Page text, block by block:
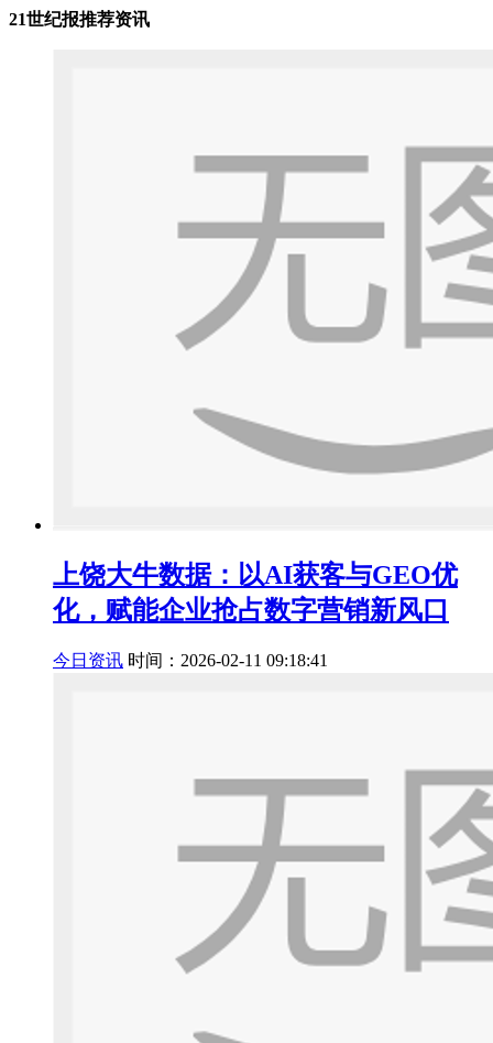
21世纪报推荐资讯
上饶大牛数据：以AI获客与GEO优
化，赋能企业抢占数字营销新风口
今日资讯 时间：2026-02-11 09:18:41